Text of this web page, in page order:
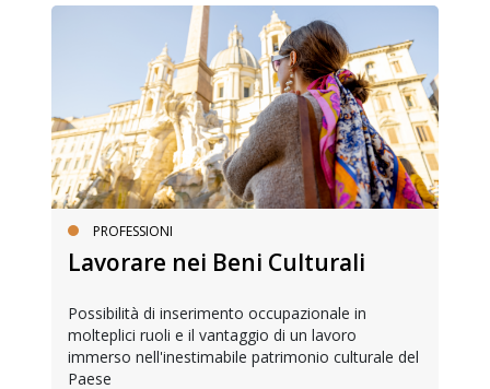
PROFESSIONI
Lavorare nei Beni Culturali
Possibilità di inserimento occupazionale in
molteplici ruoli e il vantaggio di un lavoro
immerso nell'inestimabile patrimonio culturale del
Paese